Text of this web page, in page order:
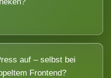
auf – selbst bei
Frontend?